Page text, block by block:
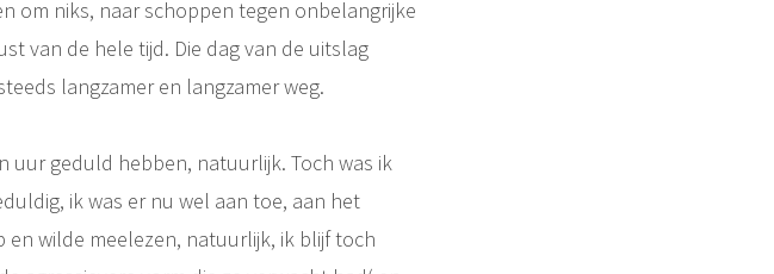
om niks, naar schoppen tegen onbelangrijke
van de hele tijd. Die dag van de uitslag
langzamer en langzamer weg.
uur geduld hebben, natuurlijk. Toch was ik
ik was er nu wel aan toe, aan het
wilde meelezen, natuurlijk, ik blijf toch